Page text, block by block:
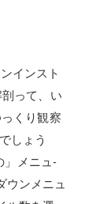
インスト
って、い
くり観察
しょう
」メニュ-
ウンメニュ